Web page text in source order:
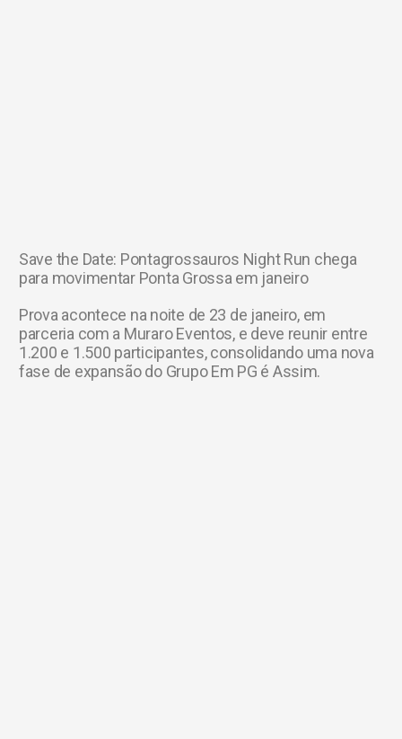
Save the Date: Pontagrossauros Night Run chega
para movimentar Ponta Grossa em janeiro
Prova acontece na noite de 23 de janeiro, em
parceria com a Muraro Eventos, e deve reunir entre
1.200 e 1.500 participantes, consolidando uma nova
fase de expansão do Grupo Em PG é Assim.